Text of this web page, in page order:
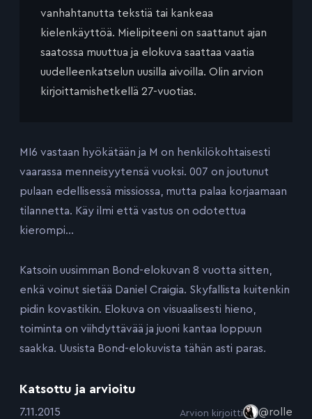
vanhahtanutta tekstiä tai kankeaa
kielenkäyttöä. Mielipiteeni on saattanut ajan
saatossa muuttua ja elokuva saattaa vaatia
uudelleenkatselun uusilla aivoilla. Olin arvion
kirjoittamishetkellä 27-vuotias.
MI6 vastaan hyökätään ja M on henkilökohtaisesti
vaarassa menneisyytensä vuoksi. 007 on joutunut
pulaan edellisessä missiossa, mutta palaa korjaamaan
tilannetta. Käy ilmi että vastus on odotettua
kierompi…
Katsoin uusimman Bond-elokuvan 8 vuotta sitten,
enkä voinut sietää Daniel Craigia. Skyfallista kuitenkin
pidin kovastikin. Elokuva on visuaalisesti hieno,
toiminta on viihdyttävää ja juoni kantaa loppuun
saakka. Uusista Bond-elokuvista tähän asti paras.
Katsottu ja arvioitu
:7.11.2015 Arvion kirjoitti @rolle